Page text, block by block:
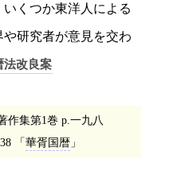
くつか東洋人による
研究者が意見を交わ
法改良案
作集第1巻 p.一九八
華胥国暦